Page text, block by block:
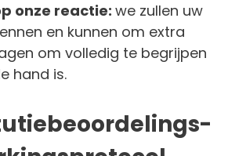
onze reactie: we zullen uw
en kunnen om extra
om volledig te begrijpen
hand is.